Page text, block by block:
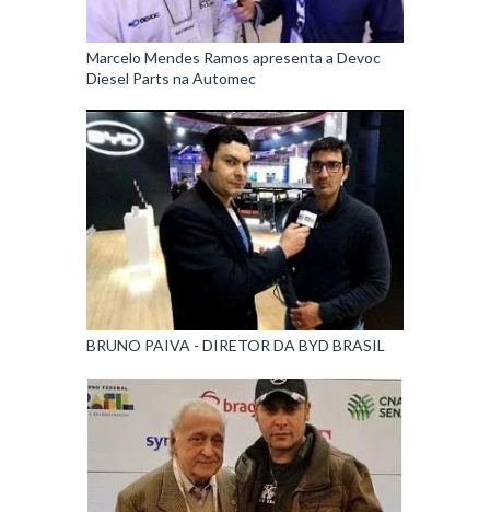
Marcelo Mendes Ramos apresenta a Devoc
Diesel Parts na Automec
BRUNO PAIVA - DIRETOR DA BYD BRASIL